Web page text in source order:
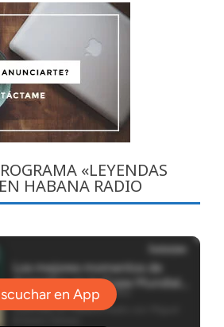
«LEYENDAS
HABANA RADIO